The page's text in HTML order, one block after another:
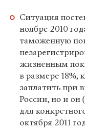
Ситуация
ноябре 2010
таможенную
жизненным
в размере
заплатить при
России, но и он
для
октября 2011